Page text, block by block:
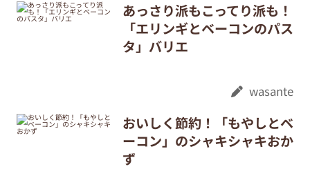
あっさり派もこってり派も！
「エリンギとベーコンのパス
タ」バリエ
wasante
おいしく節約！「もやしとベ
ーコン」のシャキシャキおか
ず